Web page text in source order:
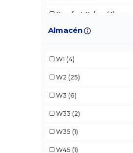
Comfort Colors (3)
ComfortWash by Hanes
Almacén
W1 (4)
W2 (25)
W3 (6)
W33 (2)
W35 (1)
W45 (1)